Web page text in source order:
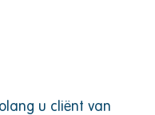
u cliënt van